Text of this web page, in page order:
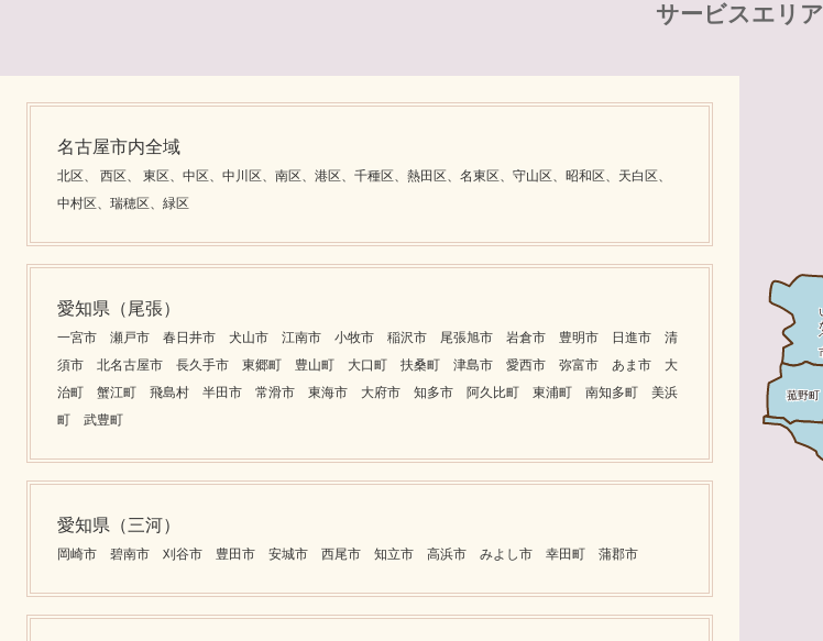
サービスエリア
名古屋市内全域
北区、 西区、 東区、中区、中川区、南区、港区、千種区、熱田区、名東区、守山区、昭和区、天白区、
中村区、瑞穂区、緑区
愛知県（尾張）
一宮市 瀬戸市 春日井市 犬山市 江南市 小牧市 稲沢市 尾張旭市 岩倉市 豊明市 日進市 清
須市 北名古屋市 長久手市 東郷町 豊山町 大口町 扶桑町 津島市 愛西市 弥富市 あま市 大
治町 蟹江町 飛島村 半田市 常滑市 東海市 大府市 知多市 阿久比町 東浦町 南知多町 美浜
町 武豊町
愛知県（三河）
岡崎市 碧南市 刈谷市 豊田市 安城市 西尾市 知立市 高浜市 みよし市 幸田町 蒲郡市